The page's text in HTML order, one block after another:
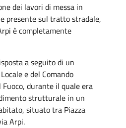
dei lavori di messa in
presente sul tratto stradale,
è completamente
a seguito di un
e del Comando
durante il quale era
strutturale in un
situato tra Piazza
Arpi.